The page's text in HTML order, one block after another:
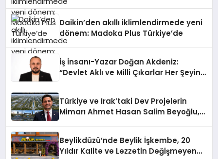
Daikin’den akıllı iklimlendirmede yeni
dönem: Madoka Plus Türkiye’de
İş İnsanı-Yazar Doğan Akdeniz:
“Devlet Aklı ve Milli Çıkarlar Her Şeyin
Türkiye ve Irak’taki Dev Projelerin
Mimarı Ahmet Hasan Salim Beyoğlu,
Hayata Geçirecek
Beylikdüzü’nde Beylik İşkembe, 20
Yıldır Kalite ve Lezzetin Değişmeyen